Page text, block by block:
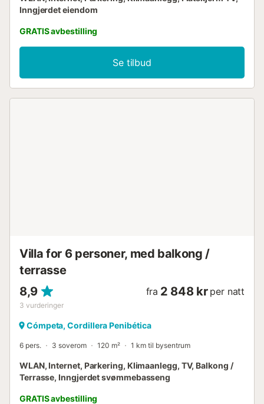
Inngjerdet eiendom
GRATIS avbestilling
Se tilbud
Villa for 6 personer, med balkong /
terrasse
8,9
3 vurderinger
fra 2 848 kr per natt
Cómpeta, Cordillera Penibética
6 pers. 3 soverom 120 m² 1 km til bysentrum
WLAN, Internet, Parkering, Klimaanlegg, TV, Balkong /
Terrasse, Inngjerdet svømmebasseng
GRATIS avbestilling